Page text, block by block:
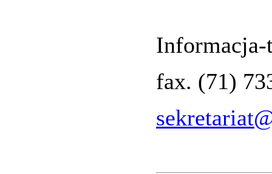
Informacja-
fax. (71)